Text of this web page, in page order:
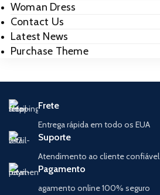
Woman Dress
Contact Us
Latest News
Purchase Theme
Frete
Entrega rápida em todo os EUA
Suporte
Atendimento ao cliente confiável
Pagamento
agamento online 100% seguro